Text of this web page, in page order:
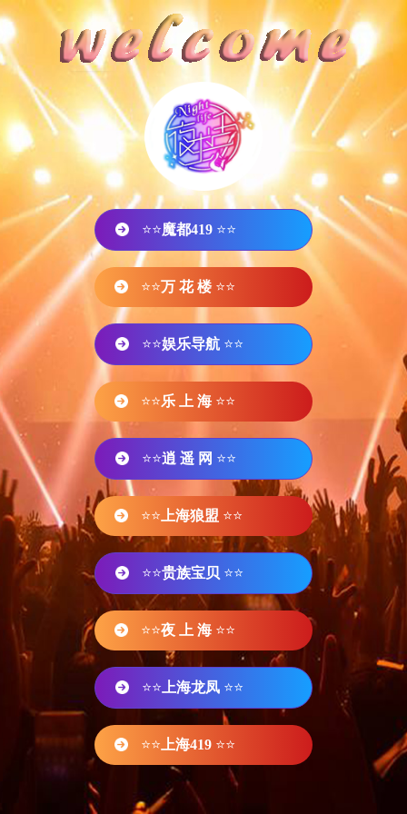
⭐⭐魔都419 ⭐⭐
⭐⭐万 花 楼 ⭐⭐
⭐⭐娱乐导航 ⭐⭐
⭐⭐乐 上 海 ⭐⭐
⭐⭐逍 遥 网 ⭐⭐
⭐⭐ 上海狼盟 ⭐⭐
⭐⭐贵族宝贝 ⭐⭐
⭐⭐夜 上 海 ⭐⭐
⭐⭐ 上海龙凤 ⭐⭐
⭐⭐ 上海419 ⭐⭐